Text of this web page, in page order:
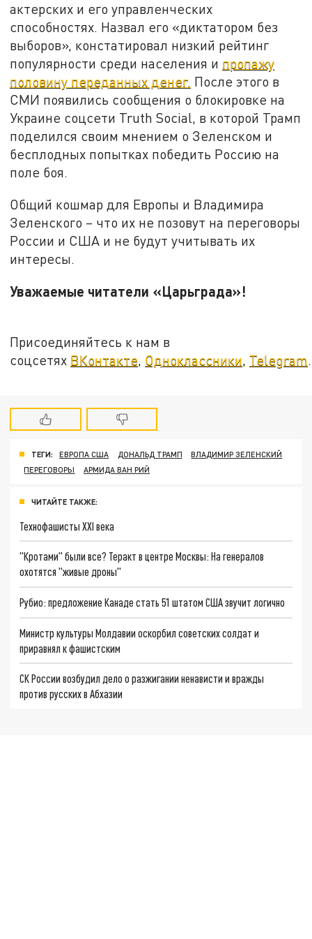
актерских и его управленческих
способностях. Назвал его «диктатором без
выборов», констатировал низкий рейтинг
популярности среди населения и пропажу
половину переданных денег. После этого в
СМИ появились сообщения о блокировке на
Украине соцсети Truth Social, в которой Трамп
поделился своим мнением о Зеленском и
бесплодных попытках победить Россию на
поле боя.
Общий кошмар для Европы и Владимира
Зеленского – что их не позовут на переговоры
России и США и не будут учитывать их
интересы.
Уважаемые читатели «Царьграда»!
Присоединяйтесь к нам в
соцсетях ВКонтакте, Одноклассники, Telegram.
ТЕГИ: ЕВРОПА США ДОНАЛЬД ТРАМП
ВЛАДИМИР ЗЕЛЕНСКИЙ
ПЕРЕГОВОРЫ
АРМИДА ВАН РИЙ
ЧИТАЙТЕ ТАКЖЕ:
Технофашисты XXI века
"Кротами" были все? Теракт в центре Москвы: На генералов
охотятся "живые дроны"
Рубио: предложение Канаде стать 51 штатом США звучит логично
Министр культуры Молдавии оскорбил советских солдат и
приравнял к фашистским
СК России возбудил дело о разжигании ненависти и вражды
против русских в Абхазии